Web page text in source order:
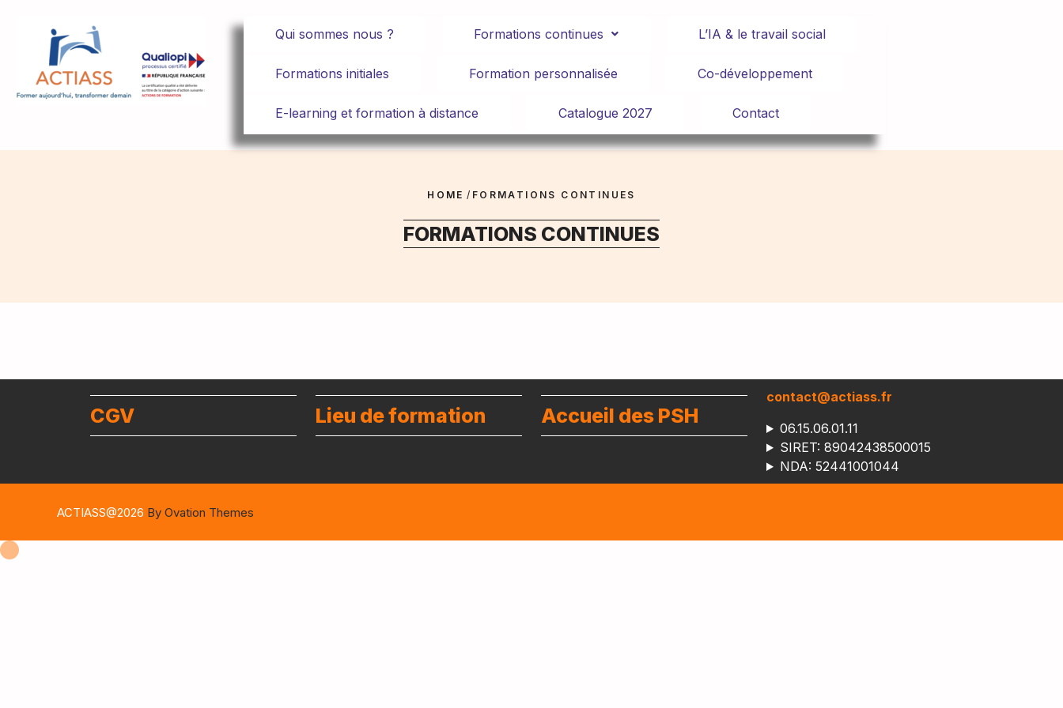
Qui sommes nous ? Formations continues L’IA & le travail social
Formations initiales Formation personnalisée Co-développement
E-learning et formation à distance Catalogue 2027 Contact
HOME / FORMATIONS CONTINUES
FORMATIONS CONTINUES
CGV Lieu de formation Accueil des PSH
contact@actiass.fr
06.15.06.01.11
SIRET: 89042438500015
NDA: 52441001044
ACTIASS@2026 By Ovation Themes